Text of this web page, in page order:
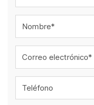
Nombre*
Correo electrónico*
Teléfono